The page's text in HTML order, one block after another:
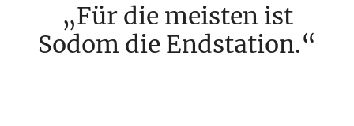
Für die meisten ist
Sodom die Endstation.